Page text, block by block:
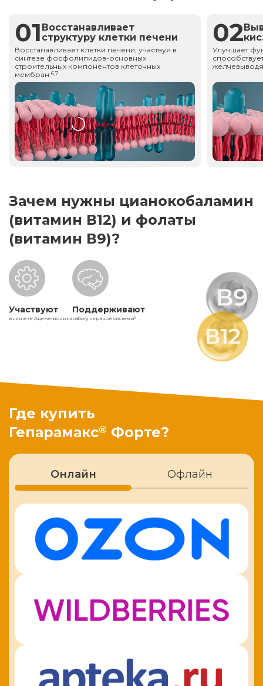
01 Восстанавливает
структуру клетки печени
Восстанавливает клетки печени, участвуя в
синтезе фосфолипидов-основных
строительных компонентов клеточных
мембран.6,7
02
Улучшает
Зачем нужны цианокобаламин
(витамин В12) и фолаты
(витамин В9)?
Участвуют
в синтезе Адеметионина
Поддерживают
работу нервной системы5
Где купить
Гепарамакс® Форте?
Онлайн Офлайн